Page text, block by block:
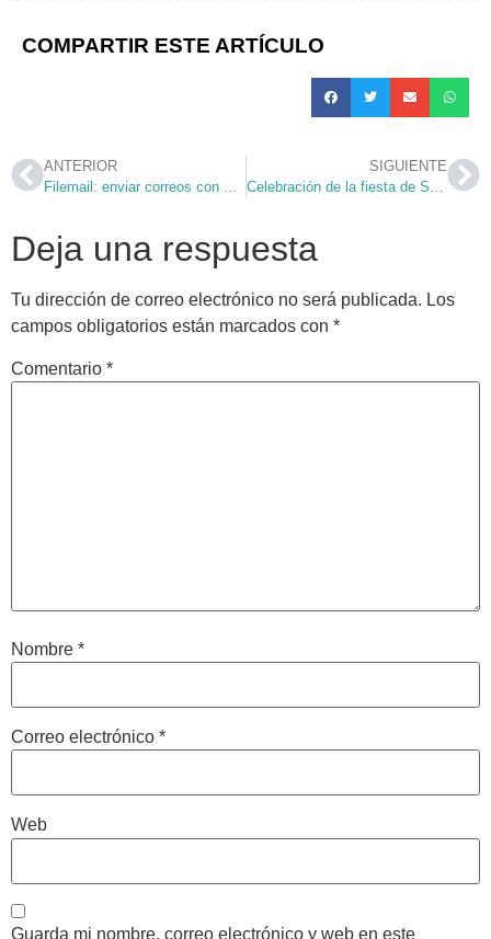
COMPARTIR ESTE ARTÍCULO
ANTERIOR
SIGUIENTE
Deja una respuesta
Tu dirección de correo electrónico no será publicada. Los
campos obligatorios están marcados con *
Comentario *
Nombre *
Correo electrónico *
Web
Guarda mi nombre, correo electrónico y web en este